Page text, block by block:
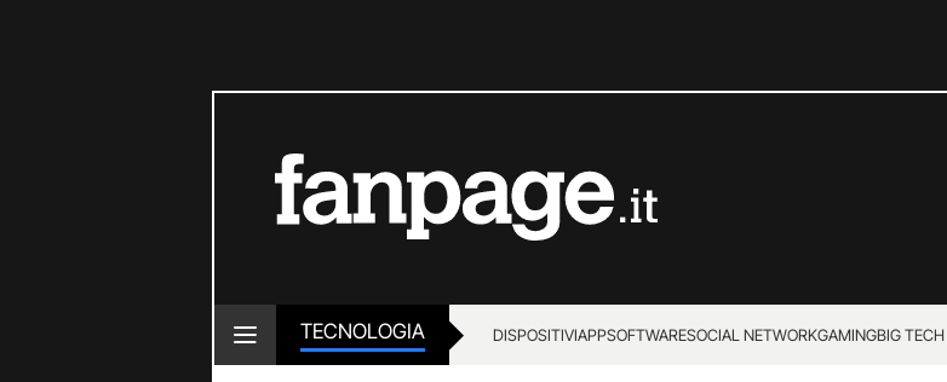
TECNOLOGIA DISPOSITIVIAPPSOFTWARESOCIAL NETWORKGAMINGBIG TECH